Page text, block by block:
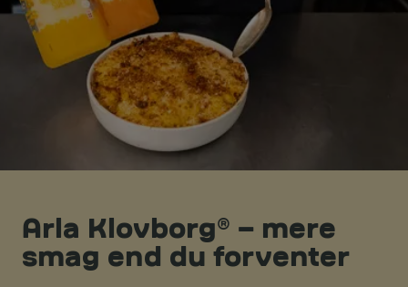
Arla Klovborg® – mere
smag end du forventer